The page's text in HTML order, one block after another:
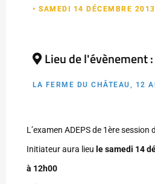
• SAMEDI 14 DÉCEMBRE
Lieu de l'évènement :
LA FERME DU CHÂTEAU, 12
L’examen ADEPS de 1ère
Initiateur aura lieu le samedi 14
à 12h00